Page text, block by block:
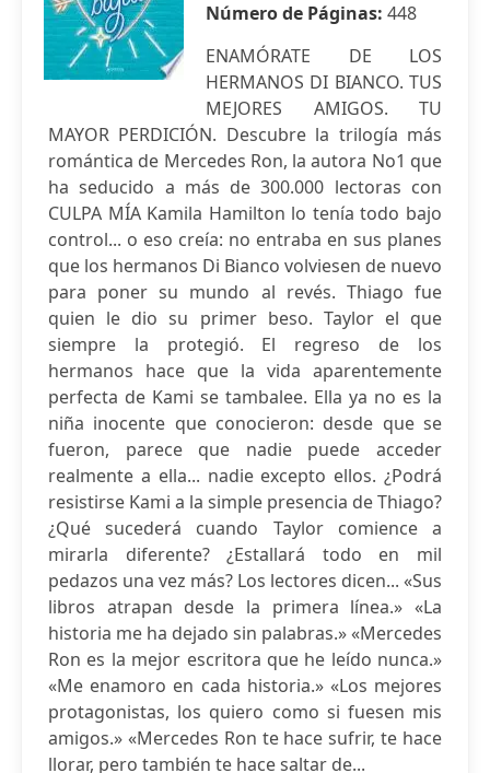
Número de Páginas: 448
ENAMÓRATE DE LOS
HERMANOS DI BIANCO. TUS
MEJORES AMIGOS. TU
MAYOR PERDICIÓN. Descubre la trilogía más
romántica de Mercedes Ron, la autora No1 que
ha seducido a más de 300.000 lectoras con
CULPA MÍA Kamila Hamilton lo tenía todo bajo
control... o eso creía: no entraba en sus planes
que los hermanos Di Bianco volviesen de nuevo
para poner su mundo al revés. Thiago fue
quien le dio su primer beso. Taylor el que
siempre la protegió. El regreso de los
hermanos hace que la vida aparentemente
perfecta de Kami se tambalee. Ella ya no es la
niña inocente que conocieron: desde que se
fueron, parece que nadie puede acceder
realmente a ella... nadie excepto ellos. ¿Podrá
resistirse Kami a la simple presencia de Thiago?
¿Qué sucederá cuando Taylor comience a
mirarla diferente? ¿Estallará todo en mil
pedazos una vez más? Los lectores dicen... «Sus
libros atrapan desde la primera línea.» «La
historia me ha dejado sin palabras.» «Mercedes
Ron es la mejor escritora que he leído nunca.»
«Me enamoro en cada historia.» «Los mejores
protagonistas, los quiero como si fuesen mis
amigos.» «Mercedes Ron te hace sufrir, te hace
llorar, pero también te hace saltar de...